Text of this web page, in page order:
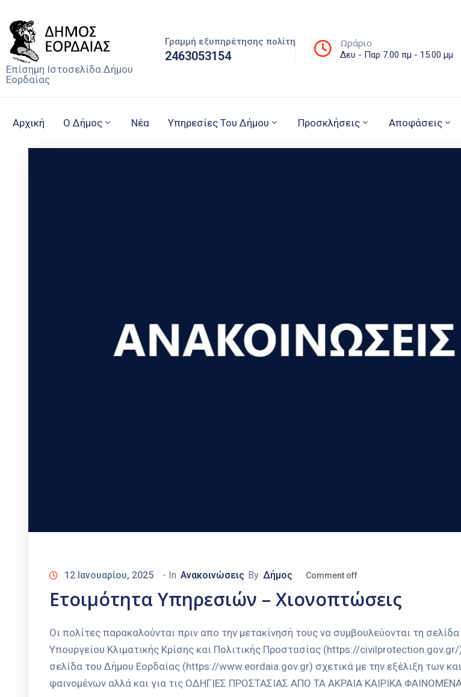
Επίσημη Ιστοσελίδα Δήμου
Εορδαίας
Γραμμή εξυπηρέτησης πολίτη
2463053154
Ωράριο
Δευ - Παρ 7.00 πμ - 15.00 μμ
Αρχική Ο Δήμος Νέα Υπηρεσίες Του Δήμου Προσκλήσεις Αποφάσεις
12 Ιανουαρίου, 2025 - In Ανακοινώσεις By Δήμος Comment off
Ετοιμότητα Υπηρεσιών – Χιονοπτώσεις
Οι πολίτες παρακαλούνται πριν απο την μετακίνησή τους να συμβουλεύονται τη
Υπουργείου Κλιματικής Κρίσης και Πολιτικής Προστασίας (https://civilprotection.gov.gr/
σελίδα του Δήμου Εορδαίας (https://www.eordaia.gov.gr) σχετικά με την εξέλιξη των
φαινομένων αλλά και για τις ΟΔΗΓΙΕΣ ΠΡΟΣΤΑΣΙΑΣ ΑΠΟ ΤΑ ΑΚΡΑΙΑ ΚΑΙΡΙΚΑ